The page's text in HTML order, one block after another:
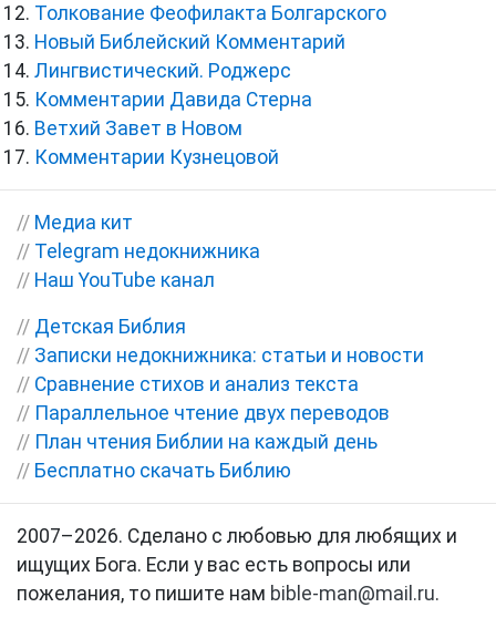
Толкование Феофилакта Болгарского
Новый Библейский Комментарий
Лингвистический. Роджерс
Комментарии Давида Стерна
Ветхий Завет в Новом
Комментарии Кузнецовой
// Медиа кит
// Telegram недокнижника
// Наш YouTube канал
// Детская Библия
// Записки недокнижника: статьи и новости
// Сравнение стихов и анализ текста
// Параллельное чтение двух переводов
// План чтения Библии на каждый день
// Бесплатно скачать Библию
2007–2026. Сделано с любовью для любящих и
ищущих Бога. Если у вас есть вопросы или
пожелания, то пишите нам bible-man@mail.ru.